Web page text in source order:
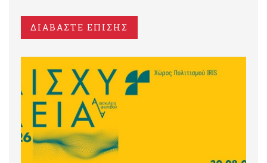
ΔΙΑΒΑΣΤΕ ΕΠΙΣΗΣ